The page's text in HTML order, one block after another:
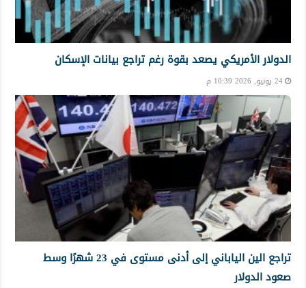
الدولار الأمريكي يصعد بقوة رغم تراجع بيانات الإسكان
24 يونيو, 2026 10:39 م
تراجع الين الياباني إلى أدنى مستوى في 23 شهرًا وسط
صعود الدولار